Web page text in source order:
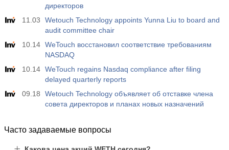
директоров
11.03
Wetouch Technology appoints Yunna Liu to board and
audit committee chair
10.14 WeTouch восстановил соответствие требованиям
NASDAQ
10.14 WeTouch regains Nasdaq compliance after filing
delayed quarterly reports
09.18
Wetouch Technology объявляет об отставке члена
совета директоров и планах новых назначений
Часто задаваемые вопросы